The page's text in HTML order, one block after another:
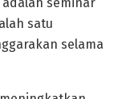
satu
selama